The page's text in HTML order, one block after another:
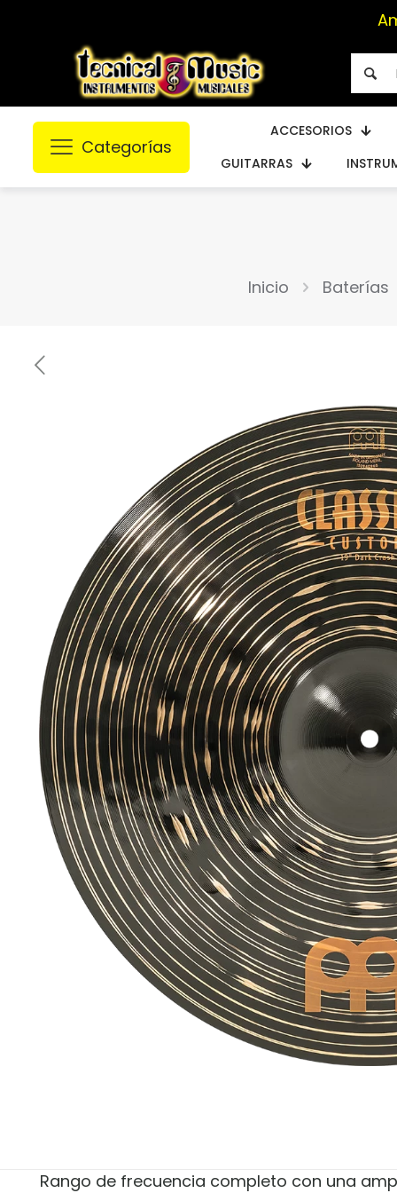
Categorías
ACCESORIOS
GUITARRAS
Inicio Baterías
Rango de frecuencia completo con una